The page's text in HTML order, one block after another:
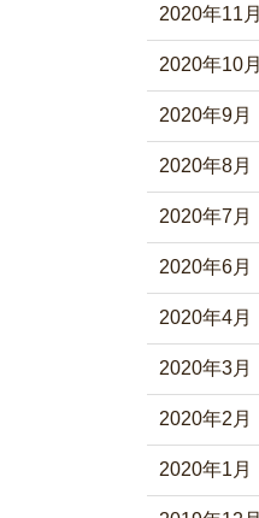
2020年11月
2020年10月
2020年9月
2020年8月
2020年7月
2020年6月
2020年4月
2020年3月
2020年2月
2020年1月